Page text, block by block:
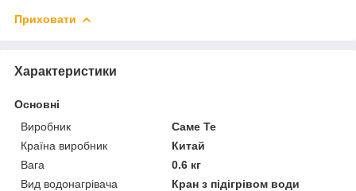
Приховати
Характеристики
Основні
Виробник
Саме Те
Країна виробник
Китай
Вага
0.6 кг
Вид водонагрівача
Кран з підігрівом води